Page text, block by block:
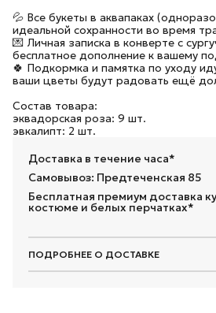
💦 Все букеты в аквапаках
идеальной сохранности во время
💌 Личная записка в конверте с
бесплатное дополнение к вашему
🍀 Подкормка и памятка по уходу
ваши цветы будут радовать ещё
Состав товара:
эквадорская роза: 9 шт.
эвкалипт: 2 шт.
Доставка в течение часа*
Самовывоз: Предтеченская 85
Бесплатная премиум доставка
костюме и белых перчатках*
ПОДРОБНЕЕ О ДОСТАВКЕ